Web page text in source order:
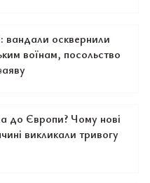
вандали осквернили
воїнам, посольство
до Європи? Чому нові
викликали тривогу